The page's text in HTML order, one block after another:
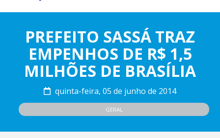
PREFEITO SASSÁ TRAZ
EMPENHOS DE R$ 1,5
MILHÕES DE BRASÍLIA
quinta-feira, 05 de junho de 2014
GERAL